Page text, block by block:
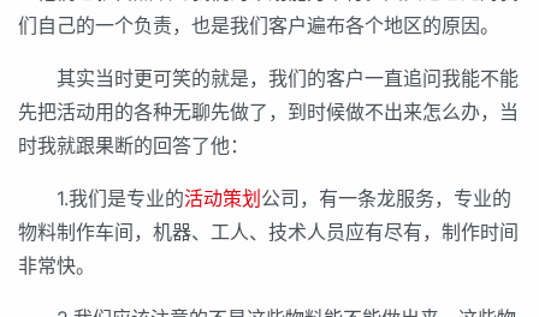
们自己的一个负责，也是我们客户遍布各个地区的原因。
其实当时更可笑的就是，我们的客户一直追问我能不能
先把活动用的各种无聊先做了，到时候做不出来怎么办，当
时我就跟果断的回答了他：
1.我们是专业的活动策划 公司，有一条龙服务，专业的
物料制作车间，机器、工人、技术人员应有尽有，制作时间
非常快。